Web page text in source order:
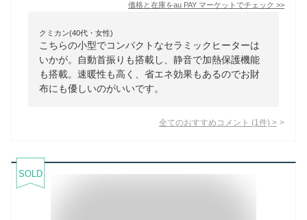
価格と在庫をau PAY マーケット でチェック >>
クミカン(40代・女性)
こちらの小型でコンパクトなセラミックヒーターは
いかが。自動首振りも搭載し、静音で加熱保護機能
も搭載。速暖性も高く、省エネ効果もあるのでお財
布にも優しいのがいいです。
全てのおすすめコメント (1 件) >
SOLD